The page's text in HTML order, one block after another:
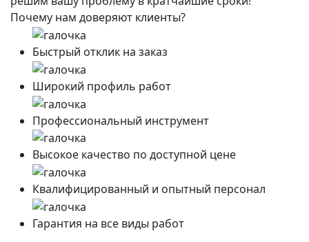
Почему нам доверяют клиенты?
Быстрый отклик на заказ
Широкий профиль работ
Профессиональный инструмент
Высокое качество по доступной цене
Квалифицированный и опытный персонал
Гарантия на все виды работ